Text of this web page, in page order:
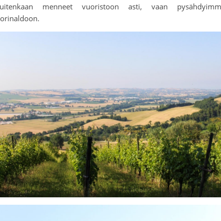
menneet vuoristoon asti, vaan